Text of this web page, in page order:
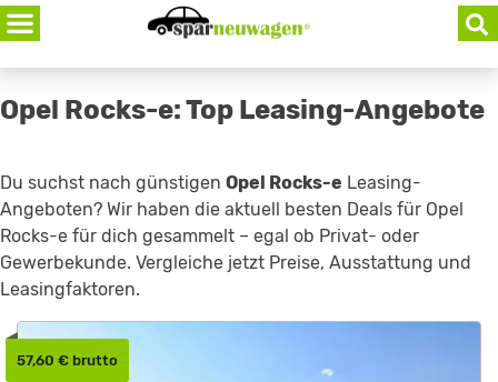
Skip
to
content
Opel Rocks-e: Top Leasing-Angebote
Du suchst nach günstigen Opel Rocks-e Leasing-
Angeboten? Wir haben die aktuell besten Deals für Opel
Rocks-e für dich gesammelt – egal ob Privat- oder
Gewerbekunde. Vergleiche jetzt Preise, Ausstattung und
Leasingfaktoren.
57,60 € brutto